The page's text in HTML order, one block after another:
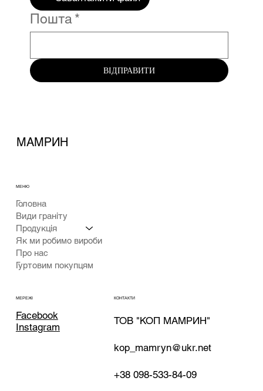
Пошта*
ВІДПРАВИТИ
МАМРИН
Головна
Види граніту
Продукція
Як ми робимо вироби
Про нас
Гуртовим покупцям
МЕНЮ
МЕРЕЖІ
Facebook
Instagram
КОНТАКТИ
ТОВ "КОП МАМРИН"
kop_mamryn@ukr.net
+38 098-533-84-09